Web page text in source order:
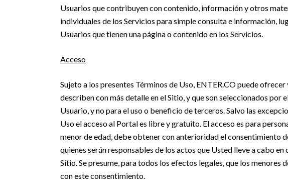
Usuarios que contribuyen con contenido, información y otros
individuales de los Servicios para simple consulta e información,
Usuarios que tienen una página o contenido en los Servicios.
Acceso
Sujeto a los presentes Términos de Uso, ENTER.CO puede
describen con más detalle en el Sitio, y que son seleccionados por
Usuario, y no para el uso o beneficio de terceros. Salvo las
Uso el acceso al Portal es libre y gratuito. El acceso es para
menor de edad, debe obtener con anterioridad el consentimiento
quienes serán responsables de los actos que Usted lleve a cabo
Sitio. Se presume, para todos los efectos legales, que los menores
con este consentimiento.